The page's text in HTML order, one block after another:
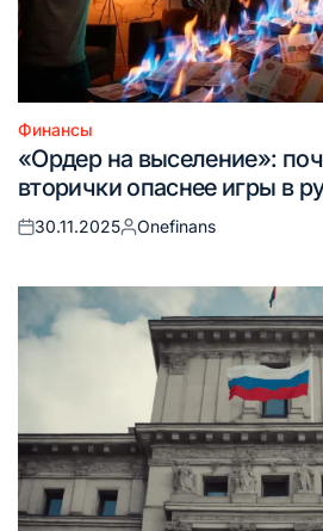
Опубликовано
в
Финансы
«Ордер на выселение»:
вторички опаснее игры в
Опубликовано
30.11.2025
Запись
Onefinans